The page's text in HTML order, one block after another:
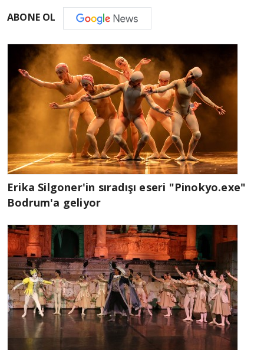
ABONE OL
Erika Silgoner'in sıradışı eseri "Pinokyo.exe"
Bodrum'a geliyor